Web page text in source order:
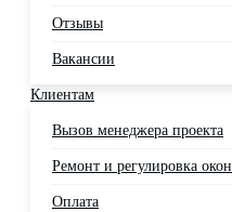
Отзывы
Вакансии
Клиентам
Вызов менеджера проекта
Ремонт и регулировка окон
Оплата